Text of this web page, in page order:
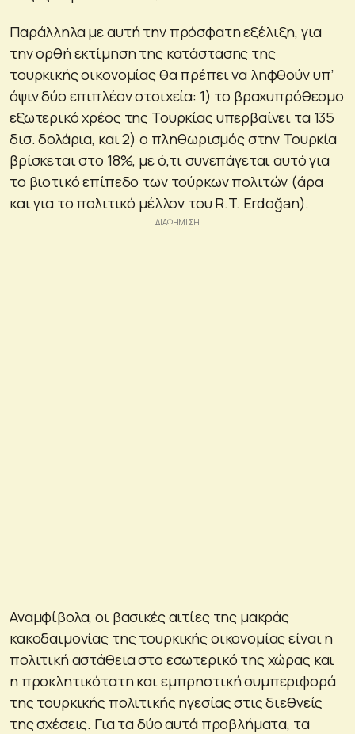
Παράλληλα με αυτή την πρόσφατη εξέλιξη, για
την ορθή εκτίμηση της κατάστασης της
τουρκικής οικονομίας θα πρέπει να ληφθούν υπ’
όψιν δύο επιπλέον στοιχεία: 1) το βραχυπρόθεσμο
εξωτερικό χρέος της Τουρκίας υπερβαίνει τα 135
δισ. δολάρια, και 2) ο πληθωρισμός στην Τουρκία
βρίσκεται στο 18%, με ό,τι συνεπάγεται αυτό για
το βιοτικό επίπεδο των τούρκων πολιτών (άρα
και για το πολιτικό μέλλον του R.T. Erdoğan).
Αναμφίβολα, οι βασικές αιτίες της μακράς
κακοδαιμονίας της τουρκικής οικονομίας είναι η
πολιτική αστάθεια στο εσωτερικό της χώρας και
η προκλητικότατη και εμπρηστική συμπεριφορά
της τουρκικής πολιτικής ηγεσίας στις διεθνείς
της σχέσεις. Για τα δύο αυτά προβλήματα, τα